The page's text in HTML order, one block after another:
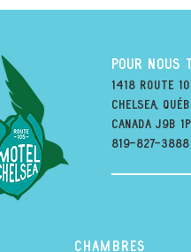
POUR NOUS
1418 Route
Chelsea,
canada j9B
819-827-3888
Chambres